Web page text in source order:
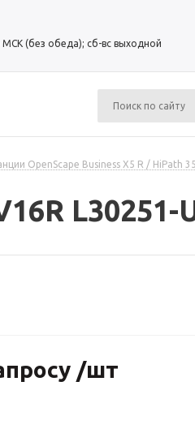
(без обеда); сб-вс выходной
OpenScape Business X5 R / HiPath
L30251-
/шт